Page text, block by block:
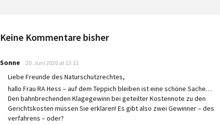
Keine Kommentare bisher
Sonne says:
20. Juni 2020 at 13:11
Liebe Freunde des Naturschutzrechtes,
hallo Frau RA Hess – auf dem Teppich bleiben ist eine schöne Sache…
Den bahnbrechenden Klagegewinn bei geteilter Kostennote zu den
Gerichtskosten müssen Sie erklären! Es gibt also zwei Gewinner – des
verfahrens – oder?